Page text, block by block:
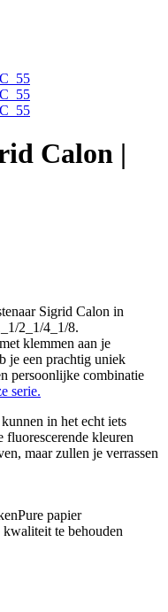
Calon |
Sigrid Calon in
2_1/4_1/8.
klemmen aan je
je een prachtig uniek
persoonlijke combinatie
serie.
in het echt iets
kleuren
maar zullen je verrassen
papier
te behouden